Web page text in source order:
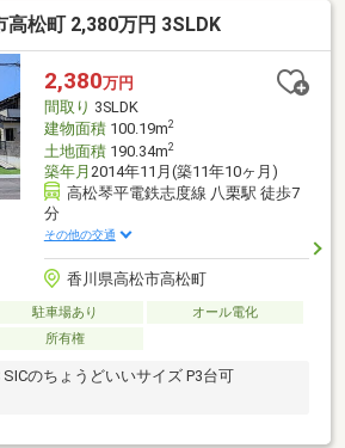
高松町 2,380万円 3SLDK
2,380万円
間取り 3SLDK
建物面積100.19m2
土地面積190.34m2
築年月 2014年11月(築11年10ヶ月)
高松琴平電鉄志度線 八栗駅 徒歩7
分
その他の交通
香川県高松市高松町
駐車場あり
オール電化
所有権
のちょうどいいサイズ P3台可